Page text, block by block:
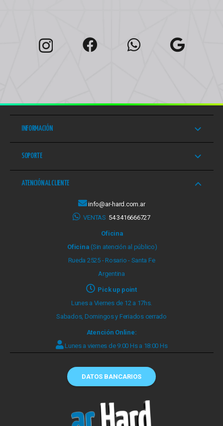
INFORMACIÓN
SOPORTE
ATENCIÓN AL CLIENTE
info@ar-hard.com.ar
VENTAS 54 3416666727
Oficina
Oficina (Sin atención al público)
Rueda 2525 - Rosario - Santa Fe
Argentina
Pick up point
Lunes a Viernes de 12 a 17hs.
Sabados, Domingos y Feriados cerrado
Atención Online:
Lunes a viernes de 9:00 Hs a 18:00 Hs
DATOS BANCARIOS